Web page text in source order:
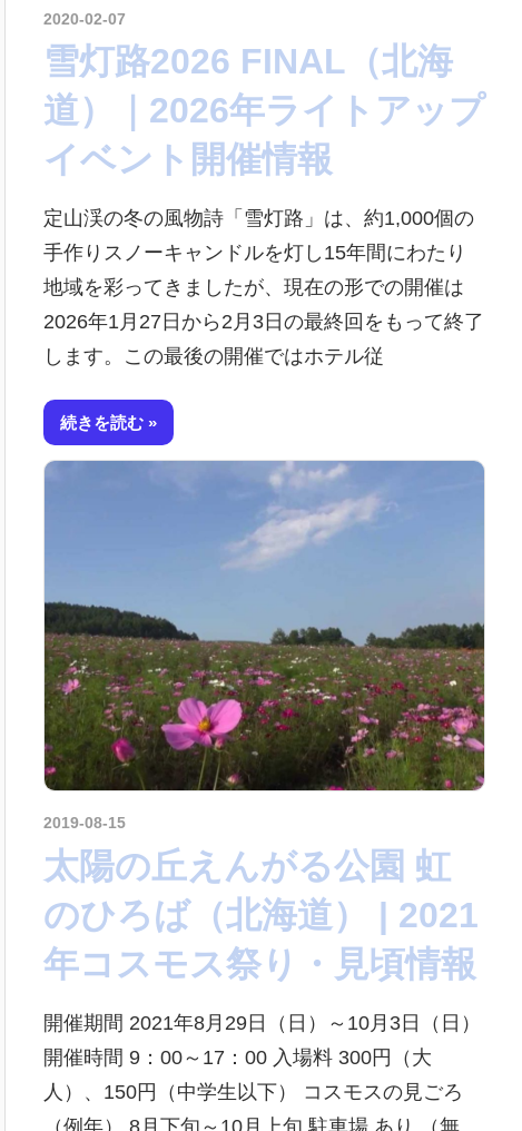
2020-02-07
雪灯路2026 FINAL（北海
道）｜2026年ライトアップ
イベント開催情報
定山渓の冬の風物詩「雪灯路」は、約1,000個の
手作りスノーキャンドルを灯し15年間にわたり
地域を彩ってきましたが、現在の形での開催は
2026年1月27日から2月3日の最終回をもって終了
します。この最後の開催ではホテル従
続きを読む
2019-08-15kurosuke
太陽の丘えんがる公園 虹
のひろば（北海道） | 2021
年コスモス祭り・見頃情報
開催期間 2021年8月29日（日）～10月3日（日）
開催時間 9：00～17：00 入場料 300円（大
人）、150円（中学生以下） コスモスの見ごろ
（例年） 8月下旬～10月上旬 駐車場 あり （無